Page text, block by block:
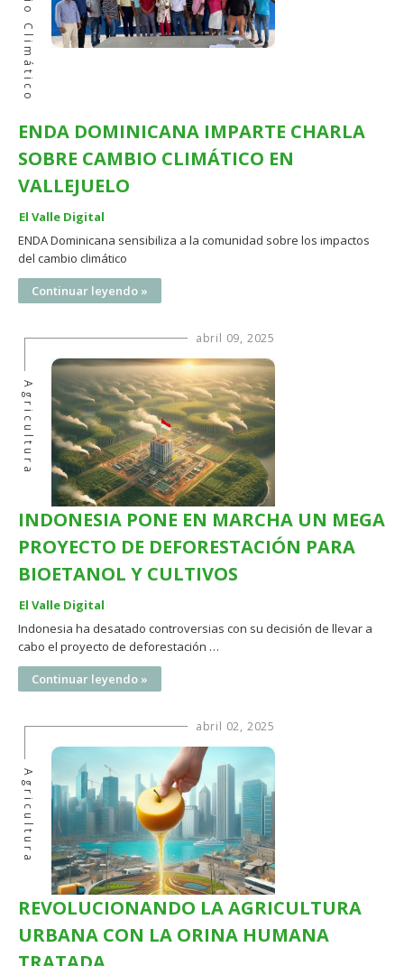
ENDA DOMINICANA IMPARTE CHARLA
SOBRE CAMBIO CLIMÁTICO EN
VALLEJUELO
El Valle Digital
ENDA Dominicana sensibiliza a la comunidad sobre los impactos
del cambio climático
Continuar leyendo »
abril 09, 2025
Agricultura
INDONESIA PONE EN MARCHA UN MEGA
PROYECTO DE DEFORESTACIÓN PARA
BIOETANOL Y CULTIVOS
El Valle Digital
Indonesia ha desatado controversias con su decisión de llevar a
cabo el proyecto de deforestación …
Continuar leyendo »
abril 02, 2025
Agricultura
REVOLUCIONANDO LA AGRICULTURA
URBANA CON LA ORINA HUMANA